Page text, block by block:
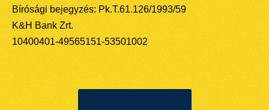
Bírósági bejegyzés: Pk.T.61.126/1993/59
K&H Bank Zrt.
10400401-49565151-53501002